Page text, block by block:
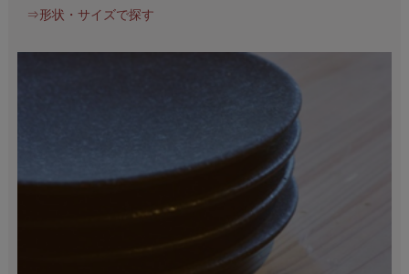
⇒形状・サイズで探す